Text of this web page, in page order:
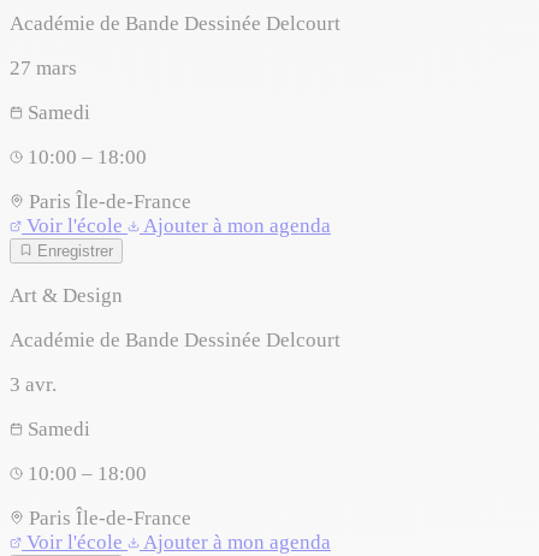
Académie de Bande Dessinée Delcourt
27 mars
Samedi
10:00 – 18:00
Paris Île-de-France
Voir l'école
Ajouter à mon agenda
Enregistrer
Art & Design
Académie de Bande Dessinée Delcourt
3 avr.
Samedi
10:00 – 18:00
Paris Île-de-France
Voir l'école
Ajouter à mon agenda